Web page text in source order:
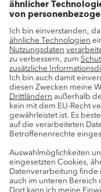
Einblicke,